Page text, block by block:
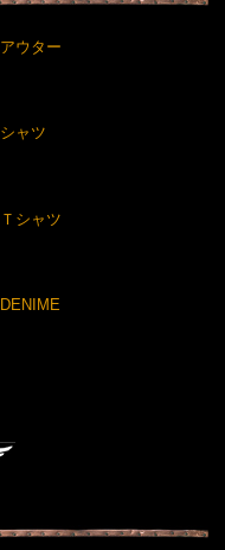
アウター
シャツ
Ｔシャツ
DENIME